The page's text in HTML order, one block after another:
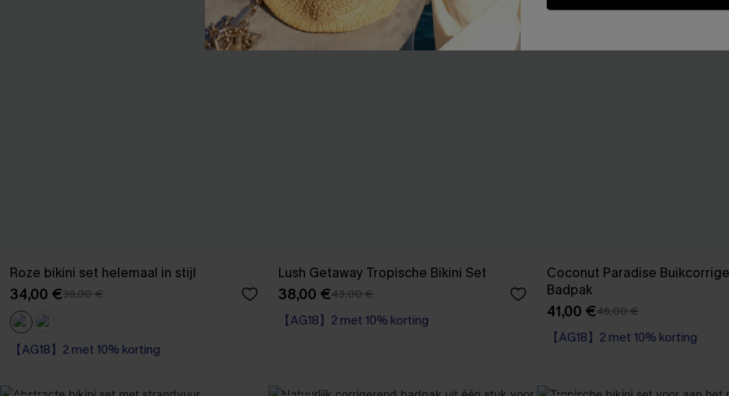
Roze bikini set helemaal in stijl
34,00 €39,00 €
【AG18】2 met 10% korting
Lush Getaway Tropische Bikini Set
38,00 €43,00 €
【AG18】2 met 10% korting
Coconut Paradise
Badpak
41,00 €46,00 €
【AG18】2 met 10% korting